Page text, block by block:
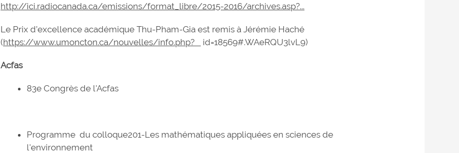
http://ici.radiocanada.ca/emissions/format_libre/2015-2016/archives.asp?...
Le Prix d’excellence académique Thu-Pham-Gia est remis à Jérémie Haché
(https://www.umoncton.ca/nouvelles/info.php? id=18569#.WAeRQU3lvL9)
Acfas
83e Congrès de l'Acfas
Programme du colloque201-Les mathématiques appliquées en sciences de
l'environnement